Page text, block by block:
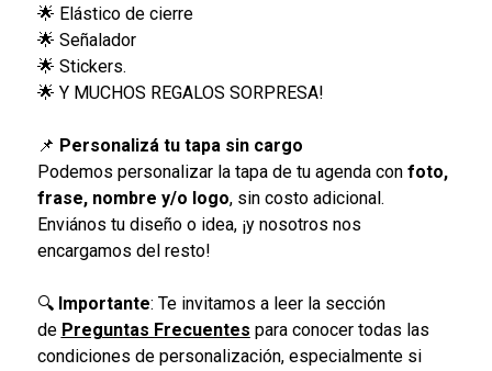
🌟 Elástico de cierre
🌟 Señalador
🌟 Stickers.
🌟 Y MUCHOS REGALOS SORPRESA!
📌 Personalizá tu tapa sin cargo
Podemos personalizar la tapa de tu agenda con foto,
frase, nombre y/o logo, sin costo adicional.
Enviános tu diseño o idea, ¡y nosotros nos
encargamos del resto!
🔍 Importante: Te invitamos a leer la sección
de Preguntas Frecuentes para conocer todas las
condiciones de personalización, especialmente si